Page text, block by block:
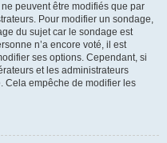
peuvent être modifiés que par
Pour modifier un sondage,
du sujet car le sondage est
n’a encore voté, il est
ses options. Cependant, si
et les administrateurs
Cela empêche de modifier les